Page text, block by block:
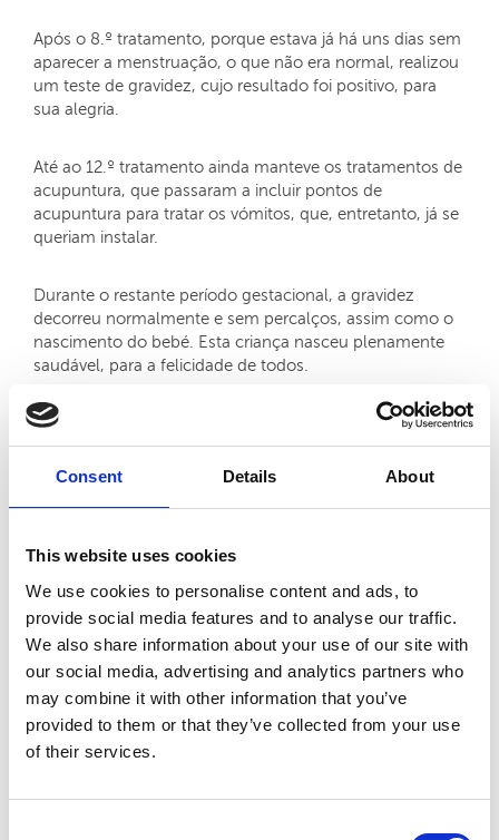
Consent Details About
This website uses cookies
We use cookies to personalise content and ads, to
provide social media features and to analyse our traffic.
We also share information about your use of our site with
our social media, advertising and analytics partners who
may combine it with other information that you’ve
provided to them or that they’ve collected from your use
of their services.
Após o 8.º tratamento, porque estava já há uns dias sem
aparecer a menstruação, o que não era normal, realizou
um teste de gravidez, cujo resultado foi positivo, para
sua alegria.
Até ao 12.º tratamento ainda manteve os tratamentos de
acupuntura, que passaram a incluir pontos de
acupuntura para tratar os vómitos, que, entretanto, já se
queriam instalar.
Durante o restante período gestacional, a gravidez
decorreu normalmente e sem percalços, assim como o
nascimento do bebé. Esta criança nasceu plenamente
saudável, para a felicidade de todos.
Como os pontos de acupuntura induzem o aumento da
relaxar, fatores que aumentam potencialmente as
hipóteses de engravidar.
Ao estimular as terminações nervosas sob a superfície da
pele, há feixes nervosos que são ativados, o que faz com
que o corpo liberte substâncias bioquímicas benéficas
para o funcionamento do organismo e que, neste caso
específico, têm o papel de regular o sistema endócrino e
o aparelho reprodutor, o que melhora a fertilidade da
mulher de uma forma natural.
libertação de substâncias bioquímicas (por exemplo, as